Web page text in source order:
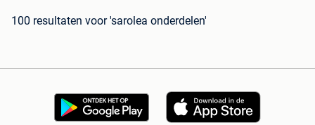
100 resultaten voor 'sarolea onderdelen'